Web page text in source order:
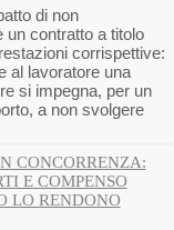
di non
un contratto a titolo
corrispettive:
al lavoratore una
si impegna, per un
a non svolgere
CONCORRENZA:
E COMPENSO
LO RENDONO